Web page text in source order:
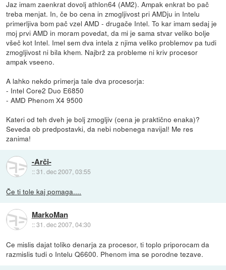
Jaz imam zaenkrat dovolj athlon64 (AM2). Ampak enkrat bo pač
treba menjat. In, če bo cena in zmogljivost pri AMDju in Intelu
primerljiva bom pač vzel AMD - drugače Intel. To kar imam sedaj je
moj prvi AMD in moram povedat, da mi je sama stvar veliko bolje
všeč kot Intel. Imel sem dva intela z njima veliko problemov pa tudi
zmogljivost ni bila khem. Najbrž za probleme ni kriv procesor
ampak vseeno.
A lahko nekdo primerja tale dva procesorja:
- Intel Core2 Duo E6850
- AMD Phenom X4 9500
Kateri od teh dveh je bolj zmogljiv (cena je praktično enaka)?
Seveda ob predpostavki, da nebi nobenega navijal! Me res
zanima!
-Arči-
::31. dec 2007, 03:55
Če ti tole kaj pomaga....
MarkoMan
::31. dec 2007, 04:30
Ce mislis dajat toliko denarja za procesor, ti toplo priporocam da
razmislis tudi o Intelu Q6600. Phenom ima se porodne tezave.